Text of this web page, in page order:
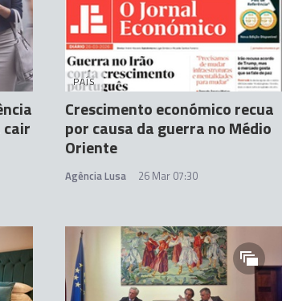
cair
PAÍS
Crescimento económico recua
por causa da guerra no Médio
Oriente
Agência Lusa 26 Mar 07:30